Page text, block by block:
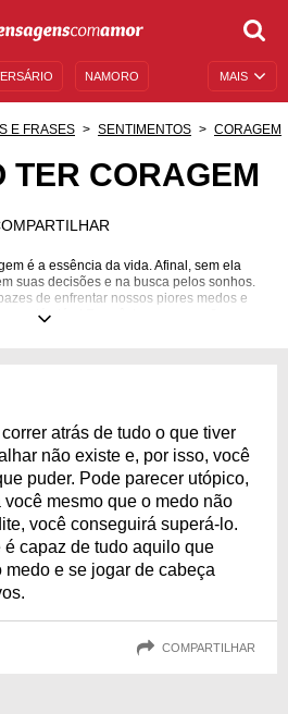
MAIS
NAMORO
E FRASES SENTIMENTOS CORAGEM
TER CORAGEM
é a essência da vida. Afinal, sem ela
suas decisões e na busca pelos sonhos.
de enfrentar nossos piores medos e
está além! E você, tem coragem?
atrás de tudo o que tiver
não existe e, por isso, você
puder. Pode parecer utópico,
mesmo que o medo não
você conseguirá superá-lo.
é capaz de tudo aquilo que
medo e se jogar de cabeça
COMPARTILHAR